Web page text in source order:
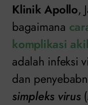
Klinik Apollo,
bagaimana
komplikasi
adalah infeksi
dan
simpleks virus(